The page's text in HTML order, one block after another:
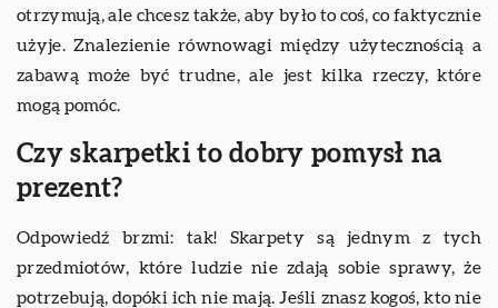
otrzymują, ale chcesz także, aby było to coś, co faktycznie
użyje. Znalezienie równowagi między użytecznością a
zabawą może być trudne, ale jest kilka rzeczy, które
mogą pomóc.
Czy skarpetki to dobry pomysł na
prezent?
Odpowiedź brzmi: tak! Skarpety są jednym z tych
przedmiotów, które ludzie nie zdają sobie sprawy, że
potrzebują, dopóki ich nie mają. Jeśli znasz kogoś, kto nie